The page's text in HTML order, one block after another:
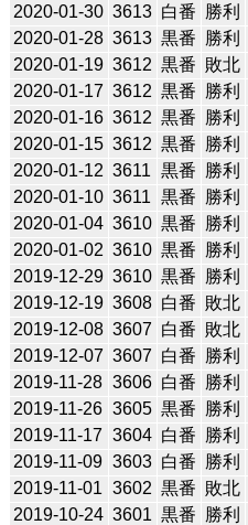
2020-01-30 3613 白番 勝利
2020-01-28 3613 黒番 勝利
2020-01-19 3612 黒番 敗北
2020-01-17 3612 黒番 勝利
2020-01-16 3612 黒番 勝利
2020-01-15 3612 黒番 勝利
2020-01-12 3611 黒番 勝利
2020-01-10 3611 黒番 勝利
2020-01-04 3610 黒番 勝利
2020-01-02 3610 黒番 勝利
2019-12-29 3610 黒番 勝利
2019-12-19 3608 白番 敗北
2019-12-08 3607 白番 敗北
2019-12-07 3607 白番 勝利
2019-11-28 3606 白番 勝利
2019-11-26 3605 黒番 勝利
2019-11-17 3604 白番 勝利
2019-11-09 3603 白番 勝利
2019-11-01 3602 黒番 敗北
2019-10-24 3601 黒番 勝利